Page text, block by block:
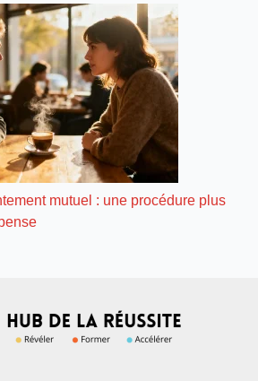
mutuel : une procédure plus